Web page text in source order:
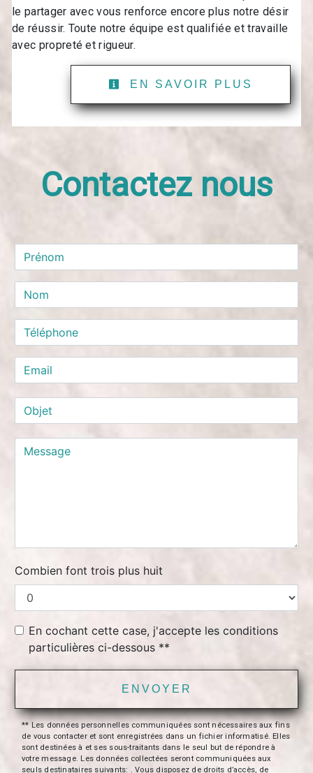
le partager avec vous renforce encore plus notre désir
de réussir. Toute notre équipe est qualifiée et travaille
avec propreté et rigueur.
EN SAVOIR PLUS
Contactez nous
Combien font trois plus huit
En cochant cette case, j'accepte les conditions
particulières ci-dessous **
ENVOYER
** Les données personnelles communiquées sont nécessaires aux fins
de vous contacter et sont enregistrées dans un fichier informatisé. Elles
sont destinées à et ses sous-traitants dans le seul but de répondre à
votre message. Les données collectées seront communiquées aux
seuls destinataires suivants: . Vous disposez de droits d’accès, de